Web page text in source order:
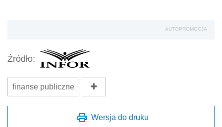
AUTOPROMOCJA
Źródło:
finanse publiczne
Wersja do druku